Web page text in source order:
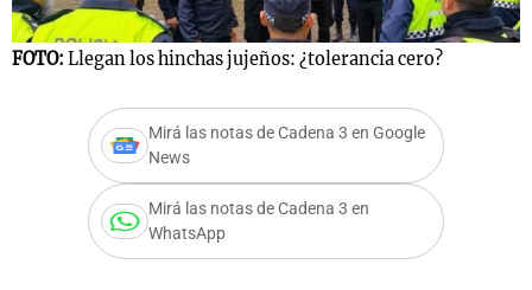
FOTO: Llegan los hinchas jujeños: ¿tolerancia cero?
Mirá las notas de Cadena 3 en Google
News
Mirá las notas de Cadena 3 en
WhatsApp